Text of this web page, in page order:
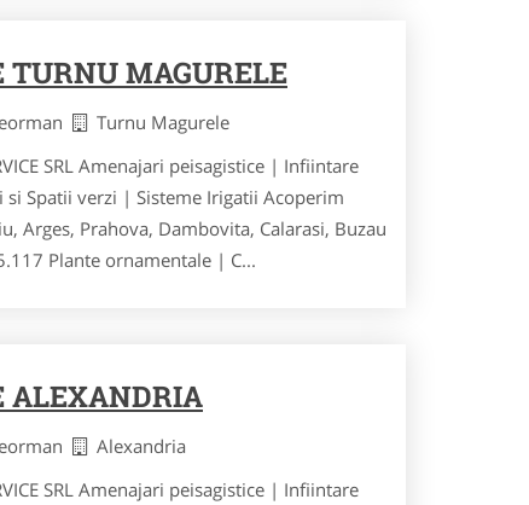
TURNU MAGURELE
Turnu Magurele
SRL Amenajari peisagistice | Infiintare
Spatii verzi | Sisteme Irigatii Acoperim
Arges, Prahova, Dambovita, Calarasi, Buzau
Plante ornamentale | C...
ALEXANDRIA
Alexandria
SRL Amenajari peisagistice | Infiintare